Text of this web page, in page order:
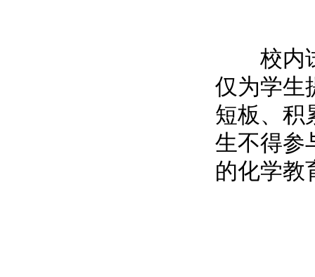
校内试
仅为学生
短板、积
生不得参
的化学教